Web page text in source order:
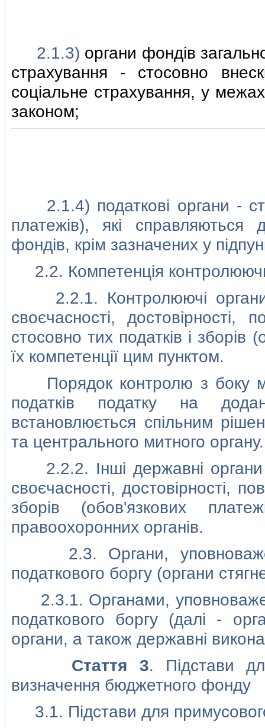
2.1.3) органи фондiв
страхування - стосовно
соцiальне страхування, у
законом;
2.1.4) податковi органи -
платежiв), якi
фондiв, крiм зазначених у
2.2. Компетенцiя
2.2.1. Контролюючi органи
своєчасностi, достовiрностi,
стосовно тих податкiв i зборiв
їх компетенцiї цим пунктом.
Порядок контролю з боку
податкiв податку на
встановлюється спiльним
та центрального митного органу.
2.2.2. Iншi державнi органи
своєчасностi, достовiрностi,
зборiв (обов'язкових
правоохоронних органiв.
2.3. Органи,
податкового боргу (органи
2.3.1. Органами,
податкового боргу (далi -
органи, а також державнi
Стаття 3. Пiдстави
визначення бюджетного фонду
3.1. Пiдстави для